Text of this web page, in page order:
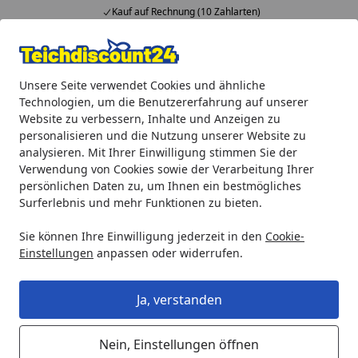
Unsere Seite verwendet Cookies und ähnliche
Technologien, um die Benutzererfahrung auf unserer
Website zu verbessern, Inhalte und Anzeigen zu
personalisieren und die Nutzung unserer Website zu
analysieren. Mit Ihrer Einwilligung stimmen Sie der
Verwendung von Cookies sowie der Verarbeitung Ihrer
persönlichen Daten zu, um Ihnen ein bestmögliches
Surferlebnis und mehr Funktionen zu bieten.
Sie können Ihre Einwilligung jederzeit in den Cookie-
Einstellungen anpassen oder widerrufen.
Ja, verstanden
Nein, Einstellungen öffnen
Kauf auf Rechnung (10 Zahlarten)
Alle Produkte
Mein Konto
Suchen
Startseite
Teichprodukte Teichbau Teichfolien und Teichvliese
Oase PVC-Teichfolie Alfafol 0,5 mm
Pre-Packed-zugeschnittene Größen